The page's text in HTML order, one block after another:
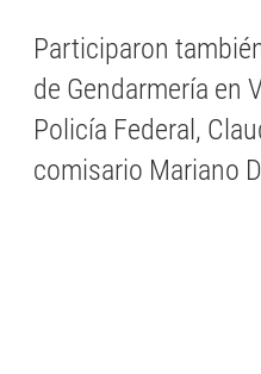
Participaron
de Gendarmería en
Policía Federal,
comisario Mariano